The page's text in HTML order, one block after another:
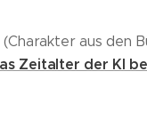
(Charakter aus den
Zeitalter der KI